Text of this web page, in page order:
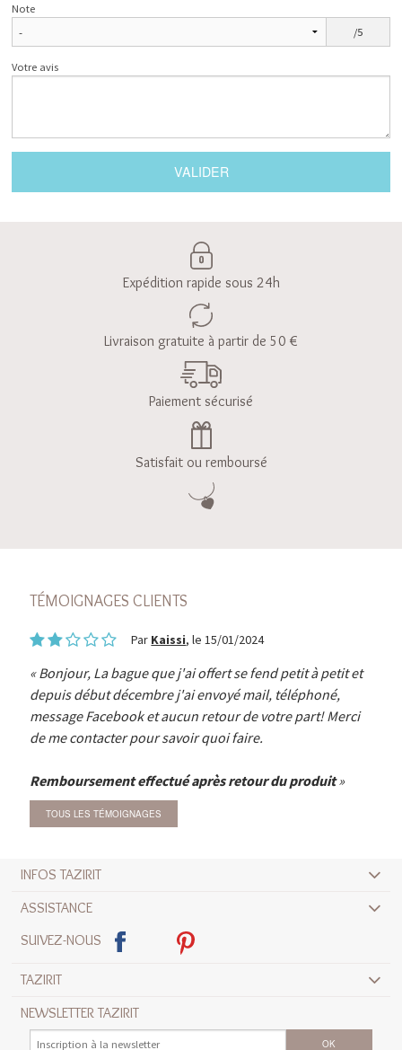
Note
/5
Votre avis
Expédition rapide sous 24h
Livraison gratuite à partir de 50 €
Paiement sécurisé
Satisfait ou remboursé
TÉMOIGNAGES CLIENTS
Par Kaissi, le 15/01/2024
Bonjour, La bague que j'ai offert se fend petit à petit et
depuis début décembre j'ai envoyé mail, téléphoné,
message Facebook et aucun retour de votre part! Merci
de me contacter pour savoir quoi faire.
Remboursement effectué après retour du produit
TOUS LES TÉMOIGNAGES
INFOS TAZIRIT
ASSISTANCE
SUIVEZ-NOUS
TAZIRIT
NEWSLETTER TAZIRIT